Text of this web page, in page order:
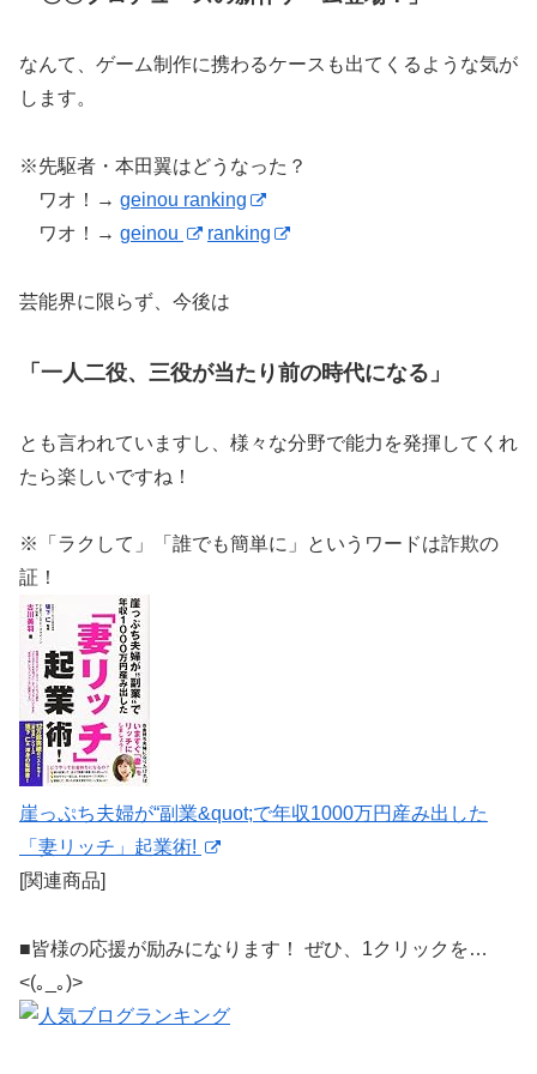
なんて、ゲーム制作に携わるケースも出てくるような気が
します。
※先駆者・本田翼はどうなった？
ワオ！→ geinou ranking
ワオ！→ geinou ranking
芸能界に限らず、今後は
「一人二役、三役が当たり前の時代になる」
とも言われていますし、様々な分野で能力を発揮してくれ
たら楽しいですね！
※「ラクして」「誰でも簡単に」というワードは詐欺の
証！
崖っぷち夫婦が“副業&quot;で年収1000万円産み出した
「妻リッチ」起業術!
[関連商品]
■皆様の応援が励みになります！ ぜひ、1クリックを…
<(｡_｡)>